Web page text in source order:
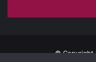
© Copyright